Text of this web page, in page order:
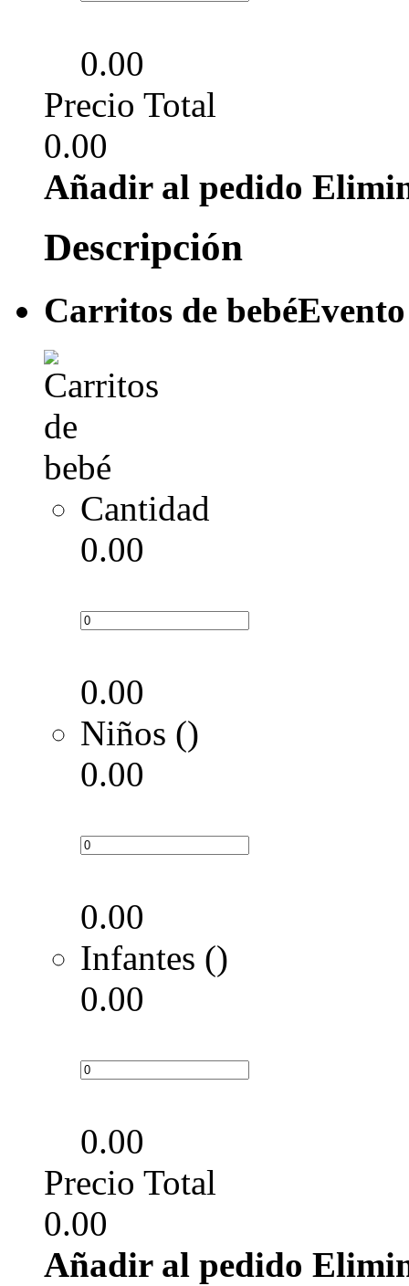
0.00
Precio Total
0.00
Añadir al pedido
Descripción
Carritos de bebé
Cantidad
0.00
0.00
Niños ()
0.00
0.00
Infantes ()
0.00
0.00
Precio Total
0.00
Añadir al pedido